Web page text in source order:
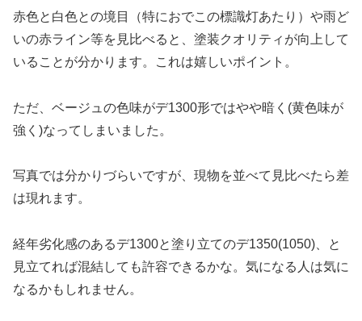
赤色と白色との境目（特におでこの標識灯あたり）や雨ど
いの赤ライン等を見比べると、塗装クオリティが向上して
いることが分かります。これは嬉しいポイント。
ただ、ベージュの色味がデ1300形ではやや暗く(黄色味が
強く)なってしまいました。
写真では分かりづらいですが、現物を並べて見比べたら差
は現れます。
経年劣化感のあるデ1300と塗り立てのデ1350(1050)、と
見立てれば混結しても許容できるかな。気になる人は気に
なるかもしれません。